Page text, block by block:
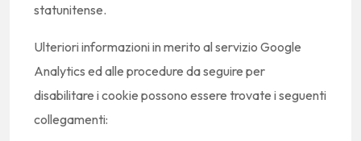
statunitense.
Ulteriori informazioni in merito al servizio Google
Analytics ed alle procedure da seguire per
disabilitare i cookie possono essere trovate i seguenti
collegamenti: